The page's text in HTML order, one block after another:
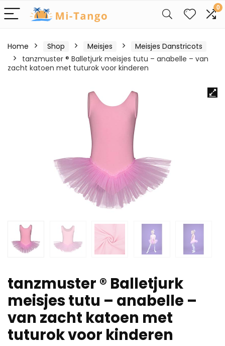
0
Home Shop Meisjes
Meisjes Danstricots
tanzmuster ® Balletjurk meisjes tutu – anabelle – van
zacht katoen met tuturok voor kinderen
tanzmuster ® Balletjurk
meisjes tutu – anabelle –
van zacht katoen met
tuturok voor kinderen